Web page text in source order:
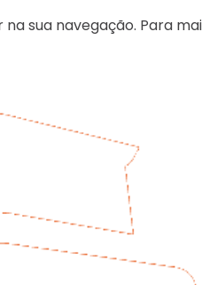
sua navegação. Para